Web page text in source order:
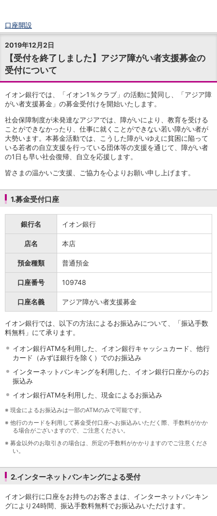
口座開設
ログイン
チャット
メニュー
商品・サービス
預金
円預金TOP
普通預金
積立式定期預金
外貨預金 TOP
外貨普通預金
外貨定期預金
資産運用
投資信託TOP
証券口座開設
金銭信託
金銭信託のしくみ
取扱商品一覧
iDeCo・国民年金基金
iDeCo（個人型確定拠出年金）
国民年金基金
WealthNavi for イオン銀行（ロボアドバイザー）
まいクラウドファンディング
住宅ローン
新規お借入れの方
お借換えの方
フラット35
リ・バース60
目的別ローン
目的別ローンマイページ
保険TOP
医療保険
がん保険
認知症保険
海外旅行保険
2019年12月2日
【受付を終了しました】アジア障がい者支援募金の
受付について
イオン銀行では、「イオン1％クラブ」の活動に賛同し、「アジア障
がい者支援募金」の募金受付けを開始いたします。
社会保障制度が未発達なアジアでは、障がいにより、教育を受ける
ことができなかったり、仕事に就くことができない若い障がい者が
大勢います。本募金活動では、こうした障がいゆえに貧困に陥って
いる若者の自立支援を行っている団体等の支援を通じて、障がい者
の1日も早い社会復帰、自立を応援します。
皆さまの温かいご支援、ご協力を心よりお願い申し上げます。
1.募金受付口座
銀行名 イオン銀行
店名 本店
預金種類 普通預金
口座番号 109748
口座名義 アジア障がい者支援募金
イオン銀行では、以下の方法によるお振込みについて、「振込手数
料無料」にて承ります。
イオン銀行ATMを利用した、イオン銀行キャッシュカード、他行
カード（みずほ銀行を除く）でのお振込み
インターネットバンキングを利用した、イオン銀行口座からのお
振込み
イオン銀行ATMを利用した、現金によるお振込み
※ 現金によるお振込みは一部のATMのみで可能です。
※ 他行のカードを利用して募金受付口座へお振込みいただく際、手数料がかか
る場合がございますので、ご注意ください。
※ 募金以外のお取引きの場合は、所定の手数料がかかりますのでご注意くださ
い。
2.インターネットバンキングによる受付
イオン銀行に口座をお持ちのお客さまは、インターネットバンキン
グにより24時間、振込手数料無料でお振込みいただけます。